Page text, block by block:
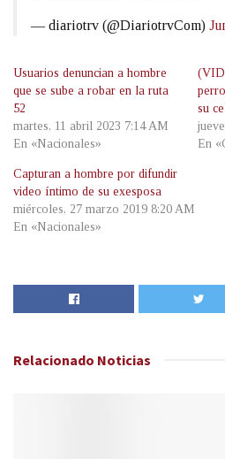
— diariotrv (@DiariotrvCom)
Usuarios denuncian a hombre
que se sube a robar en la ruta
52
martes, 11 abril 2023 7:14 AM
En «Nacionales»
su
En
Capturan a hombre por difundir
video íntimo de su exesposa
miércoles, 27 marzo 2019 8:20 AM
En «Nacionales»
Relacionado Noticias